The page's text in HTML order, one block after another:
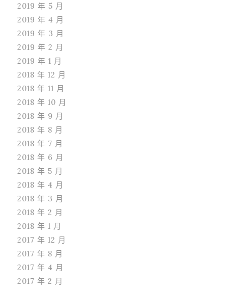
2019 年 5 月
2019 年 4 月
2019 年 3 月
2019 年 2 月
2019 年 1 月
2018 年 12 月
2018 年 11 月
2018 年 10 月
2018 年 9 月
2018 年 8 月
2018 年 7 月
2018 年 6 月
2018 年 5 月
2018 年 4 月
2018 年 3 月
2018 年 2 月
2018 年 1 月
2017 年 12 月
2017 年 8 月
2017 年 4 月
2017 年 2 月